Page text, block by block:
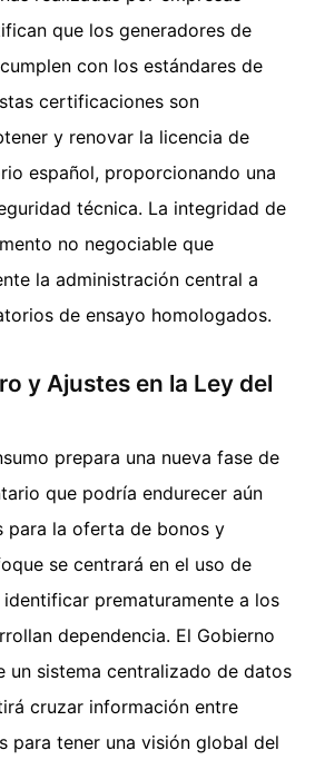
que los generadores de
con los estándares de
certificaciones son
y renovar la licencia de
español, proporcionando una
técnica. La integridad de
no negociable que
la administración central a
de ensayo homologados.
y Ajustes en la Ley del
prepara una nueva fase de
que podría endurecer aún
para la oferta de bonos y
se centrará en el uso de
prematuramente a los
dependencia. El Gobierno
un sistema centralizado de datos
cruzar información entre
para tener una visión global del